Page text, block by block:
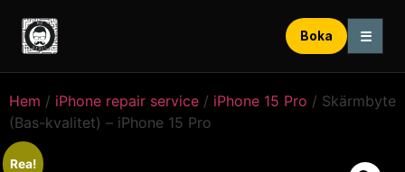
Boka ☰
Hem / iPhone repair service / iPhone 15 Pro / Skärmbyte
(Bas-kvalitet) – iPhone 15 Pro
Rea!